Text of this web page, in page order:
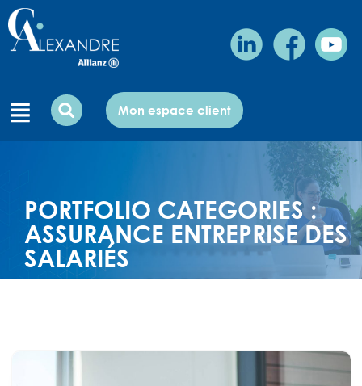
Mon espace client
PORTFOLIO CATEGORIES :
ASSURANCE ENTREPRISE DES
SALARIÉS